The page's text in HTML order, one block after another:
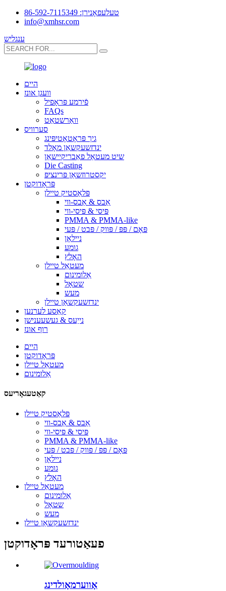
טעלעפאָנירן: 86-592-7115349
info@xmhsr.com
ענגליש
היים
וועגן אונז
פֿירמע פּראָפיל
FAQs
וואַרשטאַט
סערוויס
גיך פּראָטאָטיפּינג
ינדזשעקשאַן מאָלד
שיט מעטאַל פאַבריקיישאַן
Die Casting
יקסטרוזשאַן פּרינציפּ
פּראָדוקטן
פּלאַסטיק טיילן
אַבס & אַבס-ווי
פּיסי & פּיסי-ווי
PMMA & PMMA-like
פּאָם / פּפּ / פּווק / פּבט / פּעי
ניילאָן
גומע
האָלץ
מעטאַל טיילן
אַלומינום
שטאָל
מעש
ינדזשעקשאַן טיילן
קאַסע לערנען
נייַעס & געשעענישן
רוף אונז
היים
פּראָדוקטן
מעטאַל טיילן
אַלומינום
קאַטעגאָריעס
פּלאַסטיק טיילן
אַבס & אַבס-ווי
פּיסי & פּיסי-ווי
PMMA & PMMA-like
פּאָם / פּפּ / פּווק / פּבט / פּעי
ניילאָן
גומע
האָלץ
מעטאַל טיילן
אַלומינום
שטאָל
מעש
ינדזשעקשאַן טיילן
פעאַטורעד פּראָדוקטן
אָווערמאָולדינג